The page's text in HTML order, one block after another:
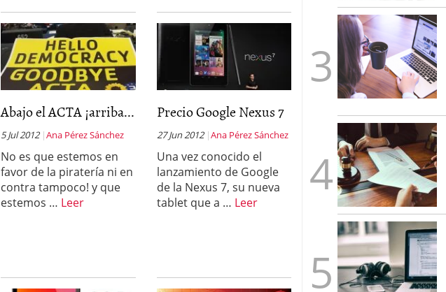
Abajo el ACTA ¡arriba...
5 Jul 2012 Ana Pérez Sánchez
No es que estemos en
favor de la piratería ni en
contra tampoco! y que
estemos … Leer
Precio Google Nexus 7
27 Jun 2012 Ana Pérez Sánchez
Una vez conocido el
lanzamiento de Google
de la Nexus 7, su nueva
tablet que a … Leer